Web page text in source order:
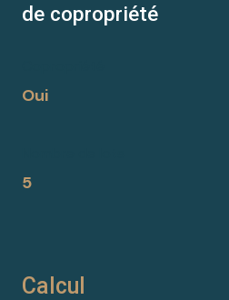
de copropriété
Oui
5
Calcul